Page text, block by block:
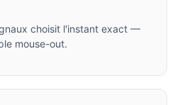
choisit l'instant exact —
mouse-out.